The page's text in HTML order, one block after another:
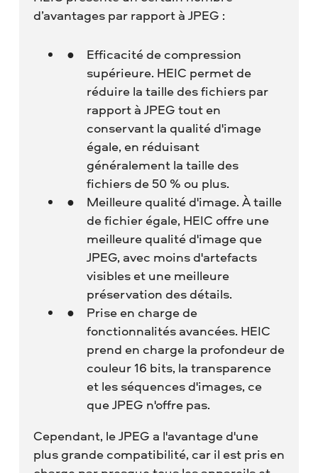
d’avantages par rapport à JPEG :
Efficacité de compression
supérieure. HEIC permet de
réduire la taille des fichiers par
rapport à JPEG tout en
conservant la qualité d'image
égale, en réduisant
généralement la taille des
fichiers de 50 % ou plus.
Meilleure qualité d'image. À taille
de fichier égale, HEIC offre une
meilleure qualité d'image que
JPEG, avec moins d'artefacts
visibles et une meilleure
préservation des détails.
Prise en charge de
fonctionnalités avancées. HEIC
prend en charge la profondeur de
couleur 16 bits, la transparence
et les séquences d'images, ce
que JPEG n'offre pas.
Cependant, le JPEG a l'avantage d'une
plus grande compatibilité, car il est pris en